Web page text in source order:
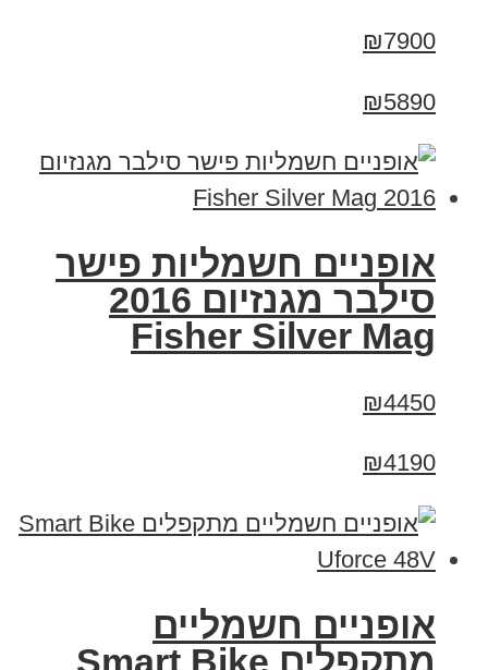
₪7900
₪5890
אופניים חשמליות פישר
סילבר מגנזיום 2016
Fisher Silver Mag
₪4450
₪4190
אופניים חשמליים
מתקפלים Smart Bike